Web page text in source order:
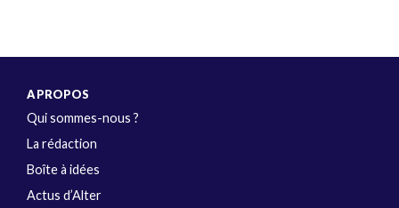
A PROPOS
Qui sommes-nous ?
La rédaction
Boîte à idées
Actus d’Alter